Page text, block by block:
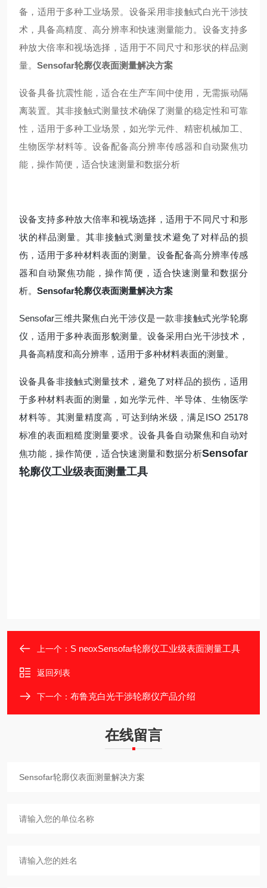
备，适用于多种工业场景。设备采用非接触式白光干涉技
术，具备高精度、高分辨率和快速测量能力。设备支持多
种放大倍率和视场选择，适用于不同尺寸和形状的样品测
量。 Sensofar轮廓仪表面测量解决方案
设备具备抗震性能，适合在生产车间中使用，无需振动隔
离装置。其非接触式测量技术确保了测量的稳定性和可靠
性，适用于多种工业场景，如光学元件、精密机械加工、
生物医学材料等。设备配备高分辨率传感器和自动聚焦功
能，操作简便，适合快速测量和数据分析
设备支持多种放大倍率和视场选择，适用于不同尺寸和形
状的样品测量。其非接触式测量技术避免了对样品的损
伤，适用于多种材料表面的测量。设备配备高分辨率传感
器和自动聚焦功能，操作简便，适合快速测量和数据分
析。 Sensofar轮廓仪表面测量解决方案
Sensofar三维共聚焦白光干涉仪是一款非接触式光学轮廓
仪，适用于多种表面形貌测量。设备采用白光干涉技术，
具备高精度和高分辨率，适用于多种材料表面的测量。
设备具备非接触式测量技术，避免了对样品的损伤，适用
于多种材料表面的测量，如光学元件、半导体、生物医学
材料等。其测量精度高，可达到纳米级，满足ISO 25178
标准的表面粗糙度测量要求。设备具备自动聚焦和自动对
焦功能，操作简便，适合快速测量和数据分析Sensofar
轮廓仪工业级表面测量工具
上一个： S neoxSensofar轮廓仪工业级表面测量工具
返回列表
下一个： 布鲁克白光干涉轮廓仪产品介绍
在线留言